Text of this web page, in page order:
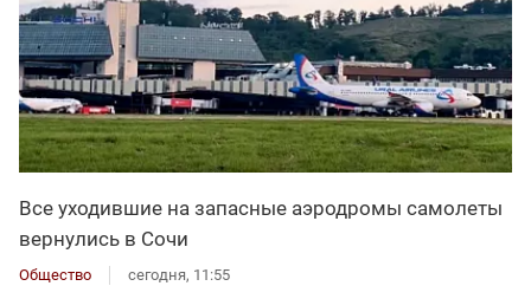
Все уходившие на запасные аэродромы самолеты
вернулись в Сочи
Общество сегодня, 11:55